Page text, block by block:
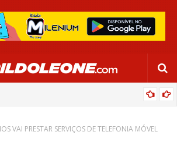
VAI PRESTAR SERVIÇOS DE TELEFONIA MÓVEL